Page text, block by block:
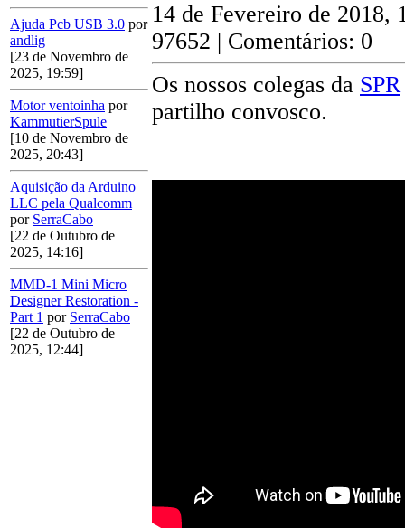
Ajuda Pcb USB 3.0 por
andlig
[23 de Novembro de
2025, 19:59]
Motor ventoinha por
KammutierSpule
[10 de Novembro de
2025, 20:43]
Aquisição da Arduino
LLC pela Qualcomm
por SerraCabo
[22 de Outubro de
2025, 14:16]
MMD-1 Mini Micro
Designer Restoration -
Part 1 por SerraCabo
[22 de Outubro de
2025, 12:44]
14 de Fevereiro de 2018,
97652 | Comentários: 0
Os nossos colegas da SPR
partilho convosco.